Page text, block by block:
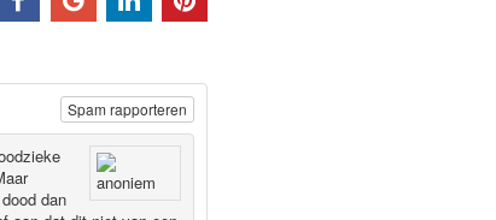
dan
Spam rapporteren